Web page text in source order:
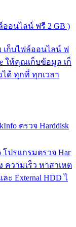
ออนไลน์ ฟรี 2 GB )
เก็บไฟล์ออนไลน์ ฟ
ให้คุณเก็บข้อมูล เก็
ด้ ทุกที่ ทุกเวลา
ตรวจ Harddisk
โปรแกรมตรวจ Har
ความเร็ว หาสาเหต
ะ External HDD ไ